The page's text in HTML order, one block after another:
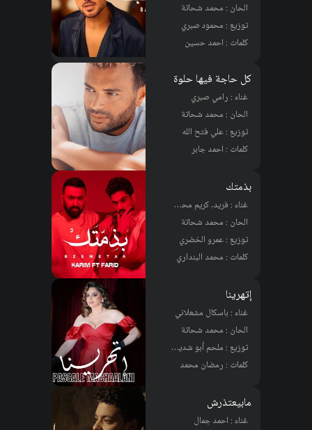
الحان : محمد شحاتة
توزيع : محمود صبري
كلمات : احمد حسين
كل حاجة فيها حلوة
غناء : رامي صبري
الحان : محمد شحاتة
توزيع : علي فتح الله
كلمات : احمد جابر
بذمتك
غناء : فريد, كريم محسن
الحان : محمد شحاتة
توزيع : عمرو الخضري
كلمات : محمد البنداري
إتهرينا
غناء : باسكال مشعلاني
الحان : محمد شحاتة
توزيع : ملحم أبو شديد, محمود صبري
كلمات : رمضان محمد
مابيعتذرش
غناء : احمد جمال